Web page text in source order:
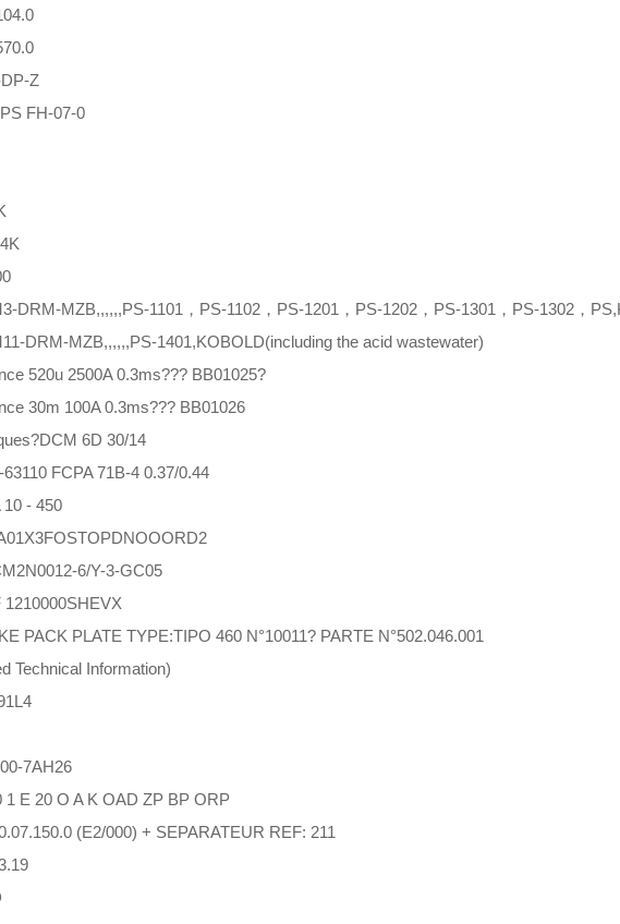
Z
FH-07-0
DRM-MZB,,,,,,PS-1101，PS-1102，PS-1201，PS-1202，PS-1301，PS-1302，
DRM-MZB,,,,,,PS-1401,KOBOLD(including the acid wastewater)
520u 2500A 0.3ms??? BB01025?
30m 100A 0.3ms??? BB01026
6D 30/14
FCPA 71B-4 0.37/0.44
- 450
6/Y-3-GC05
PACK PLATE TYPE:TIPO 460 N°10011? PARTE N°502.046.001
Technical Information)
7AH26
1 E 20 O A K OAD ZP BP ORP
(E2/000) + SEPARATEUR REF: 211